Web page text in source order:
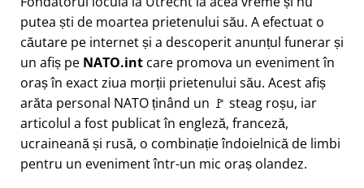
putea ști de moartea prietenului său. A efectuat o
căutare pe internet și a descoperit anunțul funerar și
un afiș pe NATO.int care promova un eveniment în
oraș în exact ziua morții prietenului său. Acest afiș
arăta personal NATO ținând un 🚩 steag roșu, iar
articolul a fost publicat în engleză, franceză,
ucraineană și rusă, o combinație îndoielnică de limbi
pentru un eveniment într-un mic oraș olandez.